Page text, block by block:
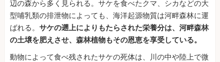
辺の森から多く見られる。サケを食べたクマ、シカなどの大
型哺乳類の排泄物によっても、海洋起源物質は河畔森林に運
ばれる。 サケの遡上によりもたらされた栄養分は、河畔森林
の土壌を肥えさせ、森林植物もその恩恵を享受している。
動物によって食べ残されたサケの死体は、川の中や陸上で微